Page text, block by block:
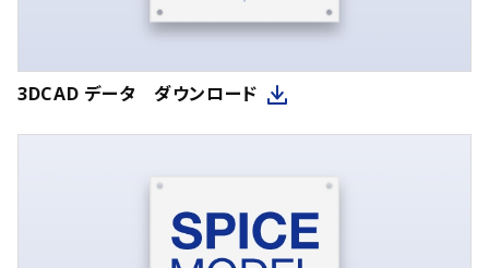
3DCAD データ ダウンロード